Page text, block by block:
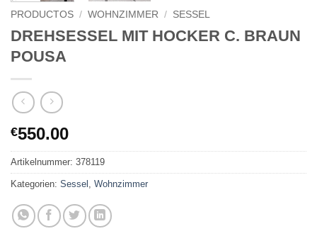
PRODUCTOS / WOHNZIMMER / SESSEL
DREHSESSEL MIT HOCKER C. BRAUN
POUSA
€550.00
Artikelnummer: 378119
Kategorien: Sessel Wohnzimmer